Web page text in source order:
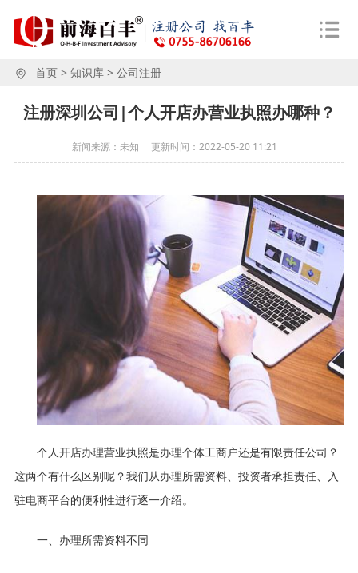
首页> 知识库> 公司注册
注册深圳公司|个人开店办营业执照办哪种？
新闻来源：未知 更新时间： 2022-05-20 11:21
个人开店办理营业执照是办理个体工商户还是有限责任公司？
这两个有什么区别呢？我们从办理所需资料、投资者承担责任、入
驻电商平台的便利性进行逐一介绍。
一、办理所需资料不同